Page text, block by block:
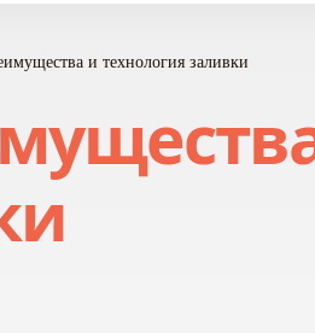
и технология заливки